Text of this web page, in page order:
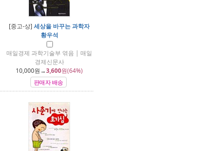
[중고-상] 세상을 바꾸는 과학자
황우석
매일경제 과학기술부 엮음 | 매일
경제신문사
10,000원→3,600원(64%)
판매자 배송